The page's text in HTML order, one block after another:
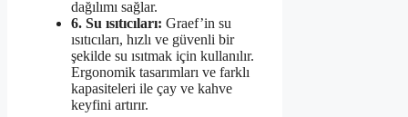
dağılımı sağlar.
6. Su ısıtıcıları: Graef’in su
ısıtıcıları, hızlı ve güvenli bir
şekilde su ısıtmak için kullanılır.
Ergonomik tasarımları ve farklı
kapasiteleri ile çay ve kahve
keyfini artırır.